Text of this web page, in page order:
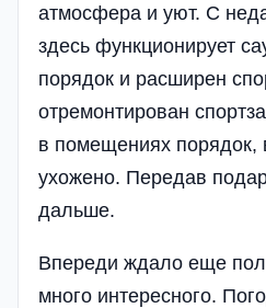
атмосфера и уют. С
здесь функционирует
порядок и расширен
отремонтирован
в помещениях порядок,
ухожено. Передав
дальше.
Впереди ждало еще
много интересного.